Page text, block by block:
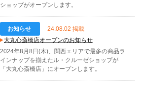
ショップがオープンします。
お知らせ
24.08.02 掲載
大丸心斎橋店オープンのお知らせ
2024年8月8日(木)、関西エリアで最多の商品ラ
インナップを揃えたル・クルーゼショップが
「大丸心斎橋店」にオープンします。